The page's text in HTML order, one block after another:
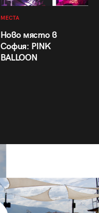
МЕСТА
Ново място в
София: PINK
BALLOON